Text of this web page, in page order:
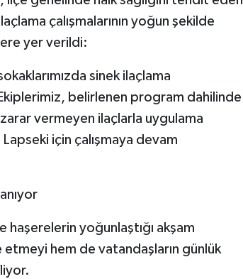
çalışmalarının yoğun şekilde
yer verildi:
sinek ilaçlama
belirlenen program dahilinde
vermeyen ilaçlarla uygulama
için çalışmaya devam
haşerelerin yoğunlaştığı akşam
hem de vatandaşların günlük